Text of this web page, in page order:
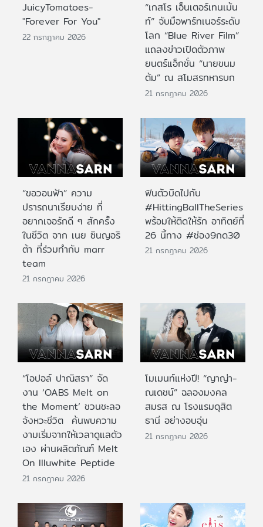
JuicyTomatoes-
"Forever For You"
22 กรกฎาคม 2026
“เกสโร เอ็นเตอร์เทนเม้น
ท์” จับมือพาร์ทเนอร์ระดับ
โลก “Blue River Film”
แถลงข่าวเปิดตัวภาพ
ยนตร์แอ็กชั่น “นายขนม
ต้ม” ณ สโมสรทหารบก
21 กรกฎาคม 2026
“ขอวอนฟ้า” ความ
ปรารถนาเรียบง่าย ที่
อยากเจอรักดี ๆ สักครั้ง
ในชีวิต จาก เนย ซินญอริ
ต้า ที่ร่วมทำกับ marr
team
21 กรกฎาคม 2026
ฟินตัวบิดไปกับ
#HittingBallTheSeries
พร้อมให้ติดให้รัก อาทิตย์ที่
26 นี้ทาง #ช่อง9กด30
21 กรกฎาคม 2026
“โอปอล์ ปาณิสรา” จัด
งาน ‘OABS Melt on
the Moment’ ชวนชะลอ
จังหวะชีวิต ค้นพบความ
งามเริ่มจากให้เวลาดูแลตัว
เอง ผ่านผลิตภัณฑ์ Melt
On Illuwhite Peptide
21 กรกฎาคม 2026
โมเมนท์แห่งปี! “ญาญ่า-
ณเดชน์” ฉลองมงคล
สมรส ณ โรงแรมดุสิต
ธานี อย่างอบอุ่น
21 กรกฎาคม 2026